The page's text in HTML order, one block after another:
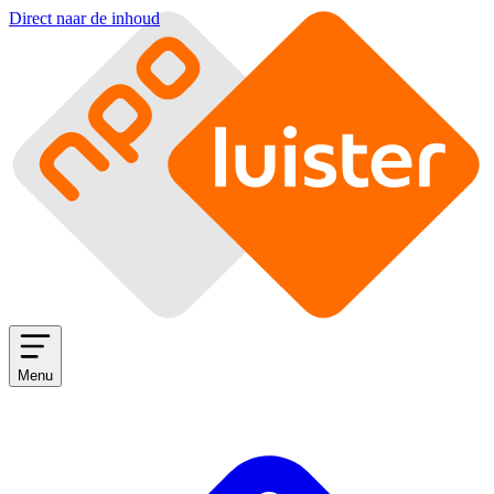
Direct naar de inhoud
Menu